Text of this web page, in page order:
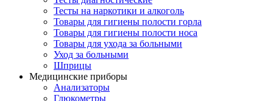
Тесты на наркотики и алкоголь
Товары для гигиены полости горла
Товары для гигиены полости носа
Товары для ухода за больными
Уход за больными
Шприцы
Медицинские приборы
Анализаторы
Глюкометры